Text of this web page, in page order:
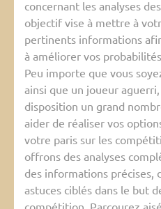
concernant les analyses
objectif vise à mettre à
pertinents informations
à améliorer vos
Peu importe que vous
ainsi que un joueur
disposition un grand
aider de réaliser vos
votre paris sur les
offrons des analyses
des informations précises,
astuces ciblés dans le but